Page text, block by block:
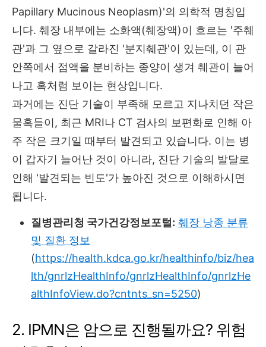
Papillary Mucinous Neoplasm)'의 의학적 명칭입
니다. 췌장 내부에는 소화액(췌장액)이 흐르는 '주췌
관'과 그 옆으로 갈라진 '분지췌관'이 있는데, 이 관
안쪽에서 점액을 분비하는 종양이 생겨 췌관이 늘어
나고 혹처럼 보이는 현상입니다.
과거에는 진단 기술이 부족해 모르고 지나치던 작은
물혹들이, 최근 MRI나 CT 검사의 보편화로 인해 아
주 작은 크기일 때부터 발견되고 있습니다. 이는 병
이 갑자기 늘어난 것이 아니라, 진단 기술의 발달로
인해 '발견되는 빈도'가 높아진 것으로 이해하시면
됩니다.
질병관리청 국가건강정보포털: 췌장 낭종 분류
및 질환 정보
(https://health.kdca.go.kr/healthinfo/biz/hea
lth/gnrlzHealthInfo/gnrlzHealthInfo/gnrlzHe
althInfoView.do?cntnts_sn=5250)
2. IPMN은 암으로 진행될까요? 위험